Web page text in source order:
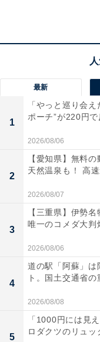
成城石井初！「
シリーズがお目見
最新
1
「やっと巡り会
ポーチ”が220円
2026/08/06
2
【愛知県】無料
天然温泉も！ 高
2026/08/07
3
【三重県】伊勢
唯一のコメダ大判
2026/08/06
4
道の駅「阿蘇」は
ト。国土交通省
2026/08/08
5
「1000円には見
ロダクツのリュッ